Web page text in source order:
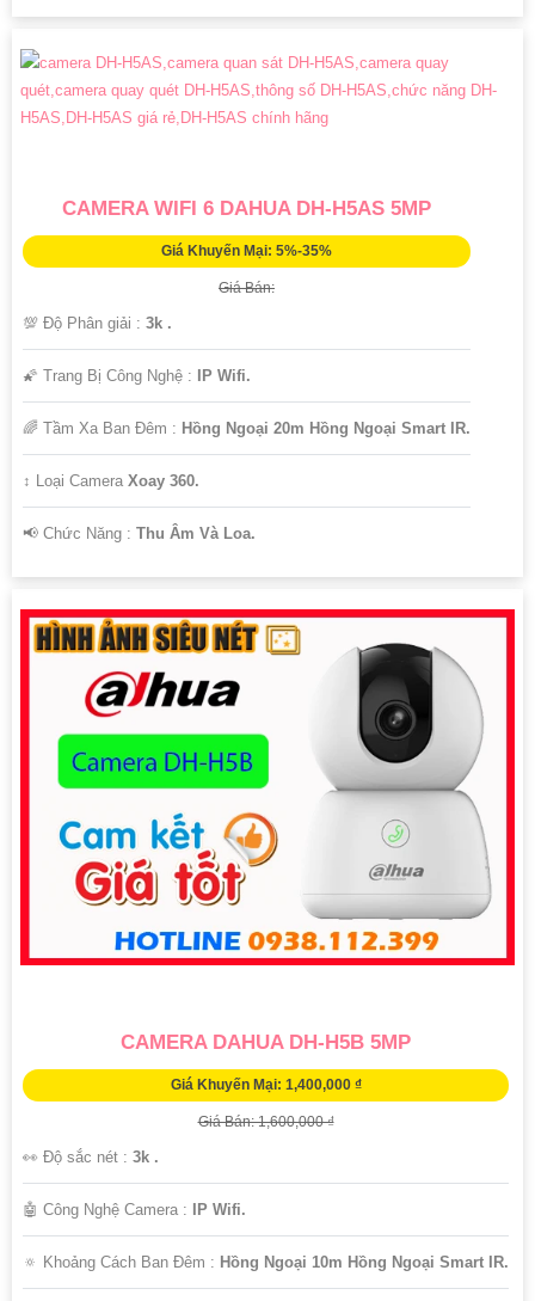
CAMERA WIFI 6 DAHUA DH-H5AS 5MP
Giá Khuyến Mại: 5%-35%
Giá Bán:
💯 Độ Phân giải : 3k .
🌠 Trang Bị Công Nghệ : IP Wifi.
🌈 Tầm Xa Ban Đêm : Hồng Ngoại 20m Hồng Ngoại Smart IR.
↕️ Loại Camera Xoay 360.
️📢 Chức Năng : Thu Âm Và Loa.
CAMERA DAHUA DH-H5B 5MP
Giá Khuyến Mại: 1,400,000 ₫
Giá Bán: 1,600,000 ₫
👀 Độ sắc nét : 3k .
🤖️ Công Nghệ Camera : IP Wifi.
🔅 Khoảng Cách Ban Đêm : Hồng Ngoại 10m Hồng Ngoại Smart IR.